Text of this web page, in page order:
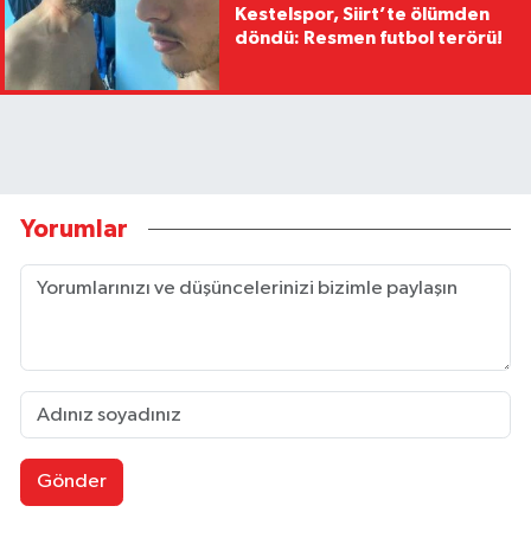
Kestelspor, Siirt’te ölümden
döndü: Resmen futbol terörü!
Yorumlar
Gönder